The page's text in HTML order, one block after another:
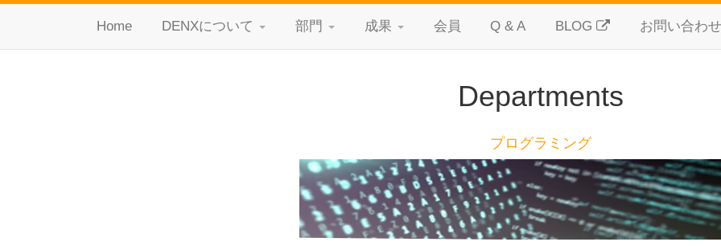
Home DENXについて 部門 成果 会員 Q & A BLOG お問い合わせ
Departments
プログラミング